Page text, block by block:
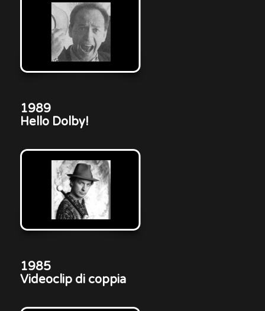
1989
Hello Dolby!
1985
Videoclip di coppia